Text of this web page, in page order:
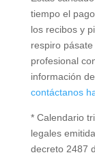
tiempo el
los recibos y
respiro
profesional
información
contáctanos
* Calendario
legales
decreto 2487